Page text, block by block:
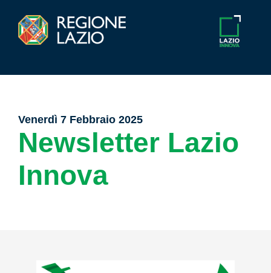
Venerdì 7 Febbraio 2025
Newsletter Lazio
Innova